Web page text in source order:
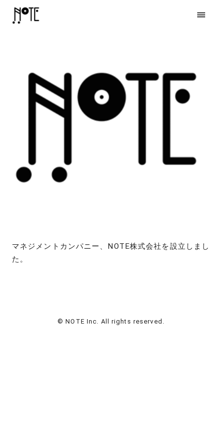
マネジメントカンパニー、NOTE株式会社を設立しまし
た。
© NOTE Inc. All rights reserved.